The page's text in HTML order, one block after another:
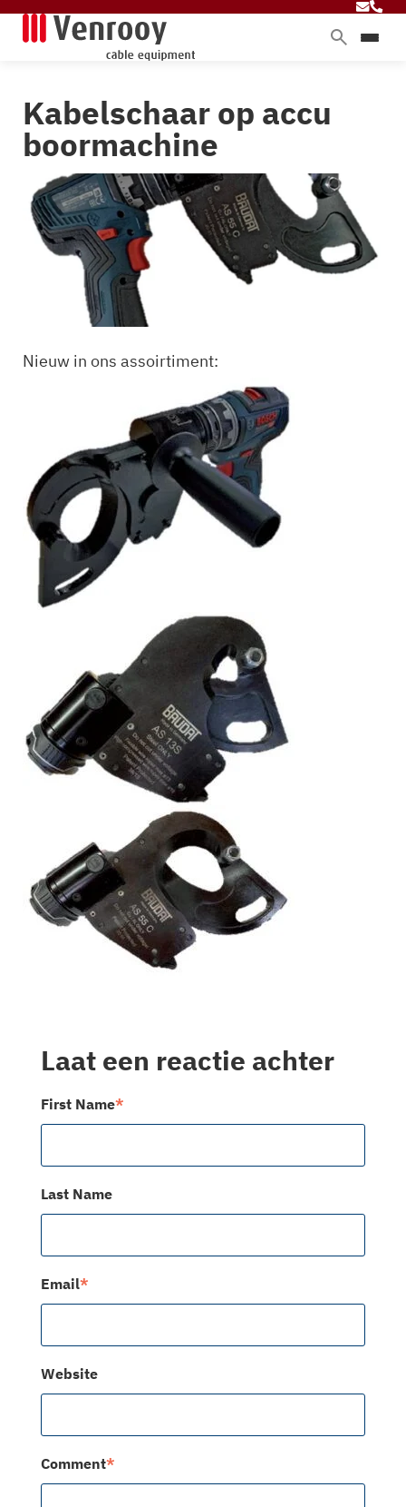
Producten
Diensten
Branches
Over ons
Blog
Kabelschaar op accu
boormachine
Nieuw in ons assoirtiment:
Laat een reactie achter
First Name*
Last Name
Email*
Website
Comment*